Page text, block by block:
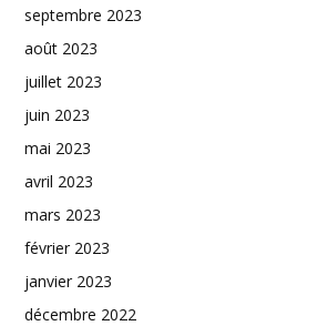
septembre 2023
août 2023
juillet 2023
juin 2023
mai 2023
avril 2023
mars 2023
février 2023
janvier 2023
décembre 2022